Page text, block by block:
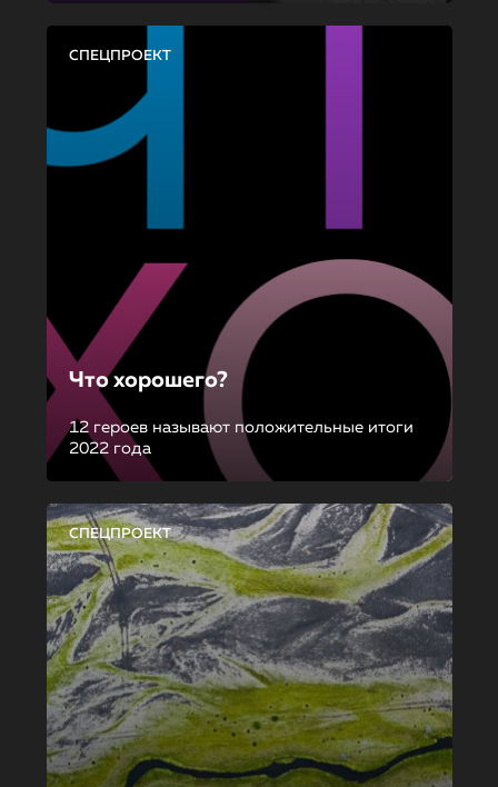
СПЕЦПРОЕКТ
Что хорошего?
12 героев называют положительные итоги
2022 года
СПЕЦПРОЕКТ